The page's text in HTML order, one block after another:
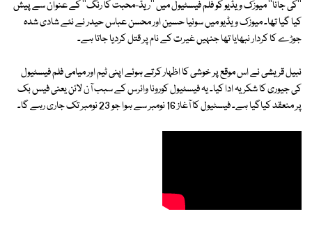
''کی جانا'' میوزک ویڈیو کو فلم فیسٹیول میں ''ریڈ-محبت کا رنگ'' کے عنوان سے پیش
کیا گیا تھا۔ میوزک ویڈیو میں سونیا حسین اور محسن عباس حیدر نے نئے شادی شدہ
جوڑے کا کردار نبھایا تھا جنہیں غیرت کے نام پر قتل کردیا جاتا ہے۔
نبیل قریشی نے اس موقع پر خوشی کا اظہار کرتے ہوئے اپنی ٹیم اور میامی فلم فیسٹیول
کی جیوری کا شکریہ ادا کیا۔ یہ فیسٹیول کورونا وائرس کے سبب آن لائن یعنی فیس بک
پر منعقد کیاگیا ہے۔ فیسٹیول کا آغاز 16 نومبر سے ہوا جو 23 نومبر تک جاری رہے گا۔